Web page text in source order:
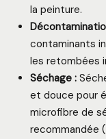
la peinture.
contaminants
les retombées
Séchage :
et douce pour
microfibre de
recommandée